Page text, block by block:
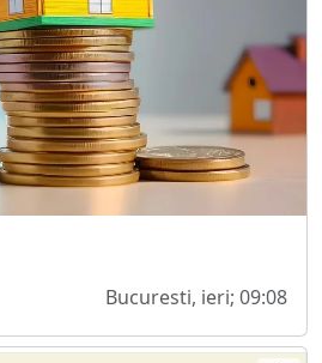
Bucuresti, ieri; 09:08